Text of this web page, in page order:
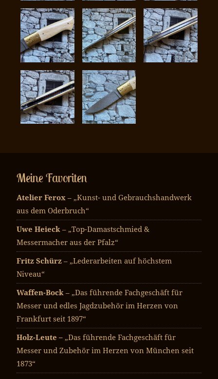
Meine Favoriten
Atelier Ferox– „Kunst- und Gebrauchshandwerk
aus dem Oderbruch“
Uwe Heieck – „Top-Damastschmied &
Messermacher aus der Pfalz“
Fritz Schürz– „Lederarbeiten auf höchstem
Niveau“
Waffen-Bock – „Das führende Fachgeschäft für
Messer und edles Jagdzubehör im Herzen von
Frankfurt seit 1897“
Holz-Leute –„Das führende Fachgeschäft für
Messer und Zubehör im Herzen von München seit
1873“